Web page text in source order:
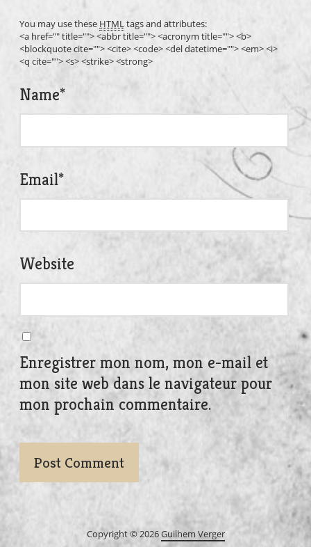
You may use these HTMLtags and attributes:
<a href="" title=""> <abbr title=""> <acronym title=""> <b>
<blockquote cite=""> <cite> <code> <del datetime=""> <em> <i>
<q cite=""> <s> <strike> <strong>
Name*
Email*
Website
Enregistrer mon nom, mon e-mail et
mon site web dans le navigateur pour
mon prochain commentaire.
Copyright © 2026Guilhem Verger